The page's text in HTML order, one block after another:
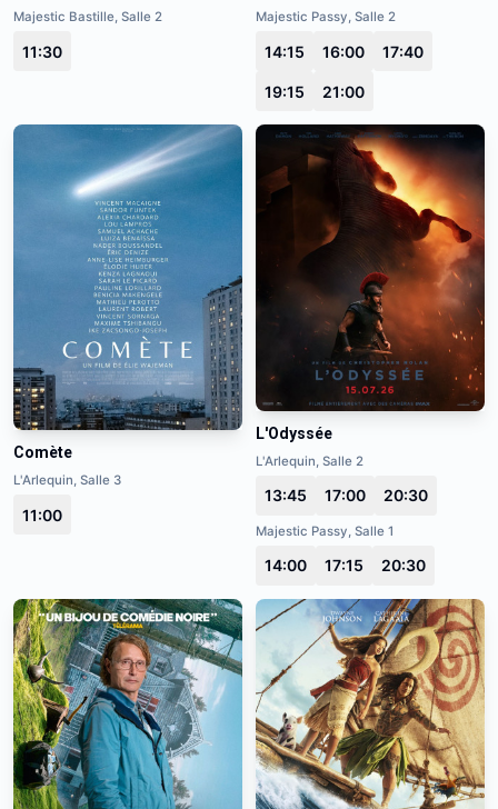
Majestic Bastille, Salle 2
11:30
Majestic Passy, Salle 2
14:15 16:00 17:40
19:15 21:00
Comète
L'Arlequin, Salle 3
11:00
L'Odyssée
L'Arlequin, Salle 2
13:45 17:00 20:30
Majestic Passy, Salle 1
14:00 17:15 20:30